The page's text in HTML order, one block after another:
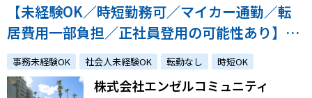
【未経験OK／時短勤務可／マイカー通勤／転
居費用一部負担／正社員登用の可能性あり】リ
ゾートマンション「エンゼルシーサイド南熱
海」での清掃、一部事務業務
事務未経験OK 社会人未経験OK 転勤なし 時短OK
株式会社エンゼルコミュニティ
障害のある新卒学生専門の就職エージェントサービス
求人検索・スカウトサービス
就職・転職ノウハウ
お問い合わせ・よくある質問
お問い合わせ